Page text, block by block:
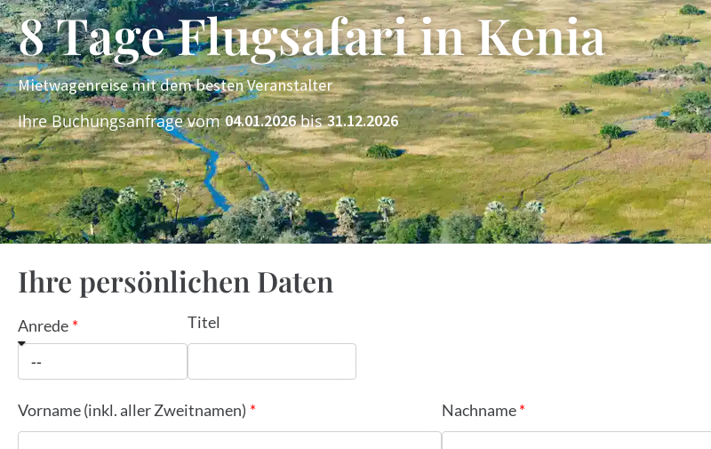
8 Tage Flugsafari in Kenia
Mietwagenreise mit dem besten Veranstalter
Ihre Buchungsanfrage vom04.01.2026bis31.12.2026
Ihre persönlichen Daten
Anrede Titel
Vorname (inkl. aller Zweitnamen) Nachname